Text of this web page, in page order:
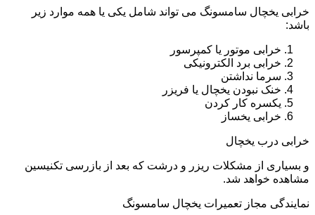
خرابی یخچال سامسونگ می تواند شامل یکی یا همه موارد زیر
باشد:
خرابی موتور یا کمپرسور
خرابی برد الکترونیکی
سرما نداشتن
خنک نبودن یخچال یا فریزر
یکسره کار کردن
خرابی یخساز
خرابی درب یخچال
و بسیاری از مشکلات ریزر و درشت که بعد از بازرسی تکنیسین
مشاهده خواهد شد.
نمایندگی مجاز تعمیرات یخچال سامسونگ